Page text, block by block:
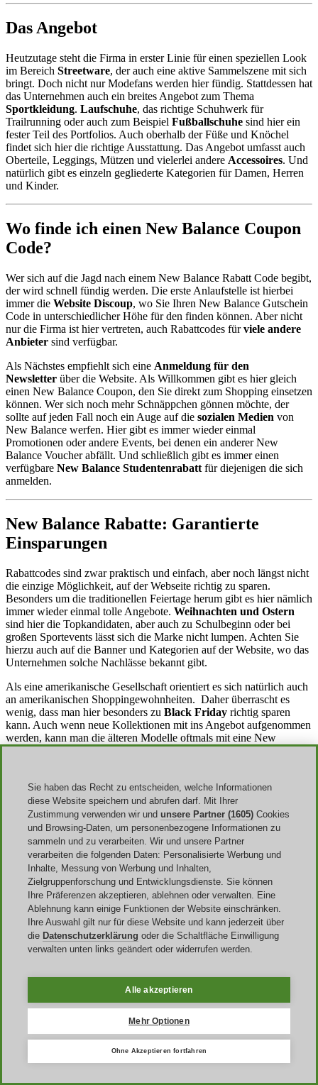
Das Angebot
Heutzutage steht die Firma in erster Linie für einen speziellen Look
im Bereich Streetware, der auch eine aktive Sammelszene mit sich
bringt. Doch nicht nur Modefans werden hier fündig. Stattdessen hat
das Unternehmen auch ein breites Angebot zum Thema
Sportkleidung. Laufschuhe, das richtige Schuhwerk für
Trailrunning oder auch zum Beispiel Fußballschuhe sind hier ein
fester Teil des Portfolios. Auch oberhalb der Füße und Knöchel
findet sich hier die richtige Ausstattung. Das Angebot umfasst auch
Oberteile, Leggings, Mützen und vielerlei andere Accessoires. Und
natürlich gibt es einzeln gegliederte Kategorien für Damen, Herren
und Kinder.
Wo finde ich einen New Balance Coupon
Code?
Wer sich auf die Jagd nach einem New Balance Rabatt Code begibt,
der wird schnell fündig werden. Die erste Anlaufstelle ist hierbei
immer die Website Discoup, wo Sie Ihren New Balance Gutschein
Code in unterschiedlicher Höhe für den finden können. Aber nicht
nur die Firma ist hier vertreten, auch Rabattcodes fürviele andere
Anbieter sind verfügbar.
Als Nächstes empfiehlt sich eine Anmeldung für den
Newsletter über die Website. Als Willkommen gibt es hier gleich
einen New Balance Coupon, den Sie direkt zum Shopping einsetzen
können. Wer sich noch mehr Schnäppchen gönnen möchte, der
sollte auf jeden Fall noch ein Auge auf die sozialen Medien von
New Balance werfen. Hier gibt es immer wieder einmal
Promotionen oder andere Events, bei denen ein anderer New
Balance Voucher abfällt. Und schließlich gibt es immer einen
verfügbare New Balance Studentenrabatt für diejenigen die sich
anmelden.
New Balance Rabatte: Garantierte
Einsparungen
Rabattcodes sind zwar praktisch und einfach, aber noch längst nicht
die einzige Möglichkeit, auf der Webseite richtig zu sparen.
Besonders um die traditionellen Feiertage herum gibt es hier nämlich
immer wieder einmal tolle Angebote. Weihnachten und Ostern
sind hier die Topkandidaten, aber auch zu Schulbeginn oder bei
großen Sportevents lässt sich die Marke nicht lumpen. Achten Sie
hierzu auch auf die Banner und Kategorien auf der Website, wo das
Unternehmen solche Nachlässe bekannt gibt.
Als eine amerikanische Gesellschaft orientiert es sich natürlich auch
an amerikanischen Shoppingewohnheiten. Daher überrascht es
wenig, dass man hier besonders zu Black Friday richtig sparen
kann. Auch wenn neue Kollektionen mit ins Angebot aufgenommen
werden, kann man die älteren Modelle oftmals mit eine New
Balance Code für besonders günstige Preise erstehen.
Deutschland
United States
United Kingdom
Italia
France
España
Brasil
Sie haben das Recht zu entscheiden, welche Informationen
diese Website speichern und abrufen darf. Mit Ihrer
Zustimmung verwenden wir und unsere Partner (1605) Cookies
und Browsing-Daten, um personenbezogene Informationen zu
sammeln und zu verarbeiten. Wir und unsere Partner
verarbeiten die folgenden Daten: Personalisierte Werbung und
Inhalte, Messung von Werbung und Inhalten,
Zielgruppenforschung und Entwicklungsdienste. Sie können
Ihre Präferenzen akzeptieren, ablehnen oder verwalten. Eine
Ablehnung kann einige Funktionen der Website einschränken.
Ihre Auswahl gilt nur für diese Website und kann jederzeit über
die Datenschutzerklärung oder die Schaltfläche Einwilligung
verwalten unten links geändert oder widerrufen werden.
Alle akzeptieren
Mehr Optionen
Ohne Akzeptieren fortfahren